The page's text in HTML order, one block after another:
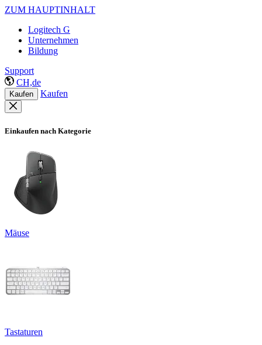
ZUM HAUPTINHALT
Logitech G
Unternehmen
Bildung
Support
CH,de
Kaufen Kaufen
Einkaufen nach Kategorie
Mäuse
Tastaturen